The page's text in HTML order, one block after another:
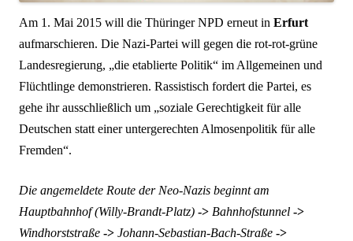
Am 1. Mai 2015 will die Thüringer NPD erneut in Erfurt
aufmarschieren. Die Nazi-Partei will gegen die rot-rot-grüne
Landesregierung, „die etablierte Politik“ im Allgemeinen und
Flüchtlinge demonstrieren. Rassistisch fordert die Partei, es
gehe ihr ausschließlich um „soziale Gerechtigkeit für alle
Deutschen statt einer untergerechten Almosenpolitik für alle
Fremden“.
Die angemeldete Route der Neo-Nazis beginnt am
Hauptbahnhof (Willy-Brandt-Platz) -> Bahnhofstunnel ->
Windhorststraße -> Johann-Sebastian-Bach-Straße ->